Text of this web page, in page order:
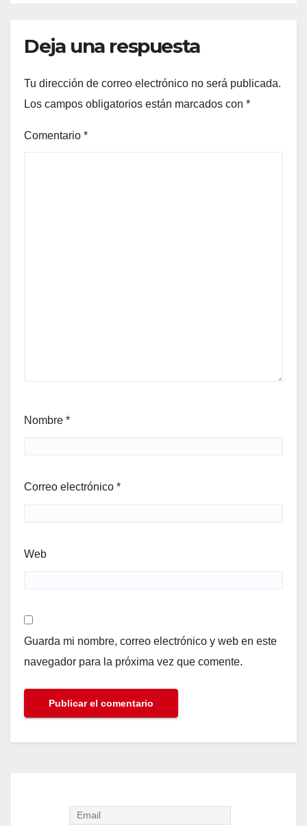
Deja una respuesta
Tu dirección de correo electrónico no será publicada.
Los campos obligatorios están marcados con *
Comentario *
Nombre *
Correo electrónico *
Web
Guarda mi nombre, correo electrónico y web en este
navegador para la próxima vez que comente.